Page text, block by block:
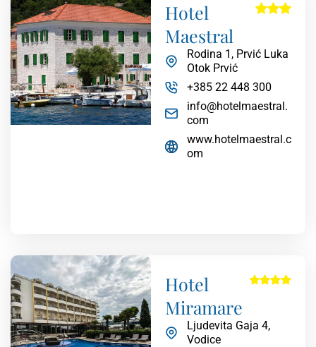
Hotel
Maestral
Rodina 1, Prvić Luka
Otok Prvić
+385 22 448 300
info@hotelmaestral.
com
www.hotelmaestral.c
om
Hotel
Miramare
Ljudevita Gaja 4,
Vodice